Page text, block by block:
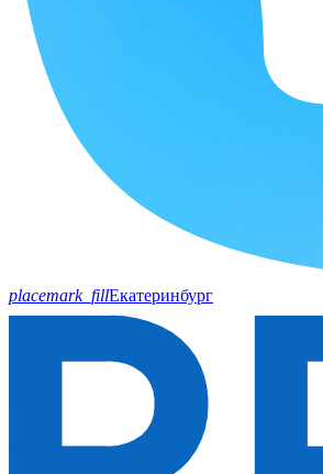
placemark_fillЕкатеринбург